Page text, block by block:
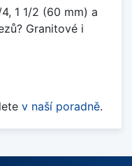
1 1/2 (60 mm) a
Granitové i
v naší poradně.